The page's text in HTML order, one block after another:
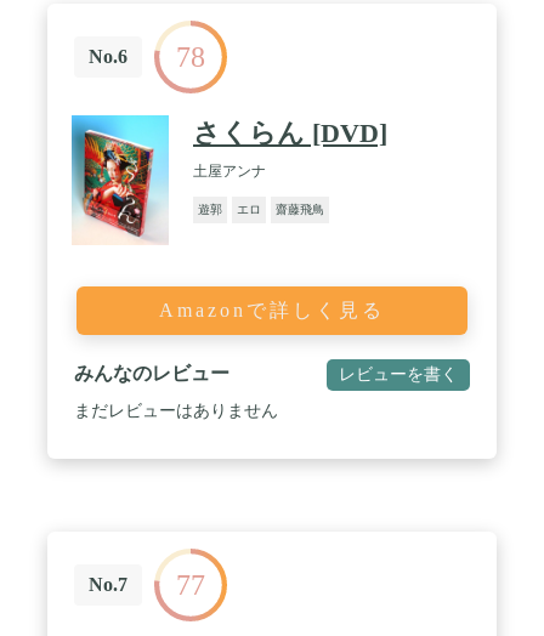
No.6 78
さくらん [DVD]
土屋アンナ
遊郭 エロ 齋藤飛鳥
Amazonで詳しく見る
みんなのレビュー レビューを書く
まだレビューはありません
No.7 77